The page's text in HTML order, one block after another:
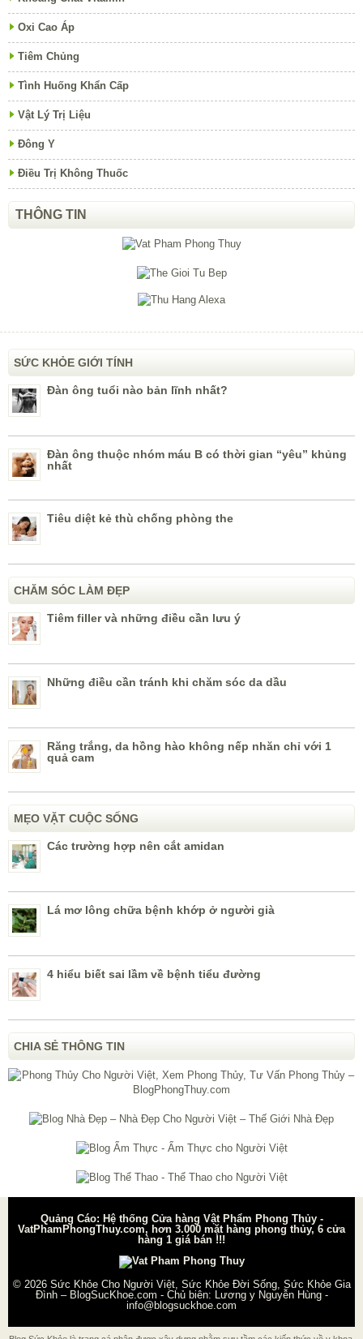
Oxi Cao Áp
Tiêm Chủng
Tình Huống Khẩn Cấp
Vật Lý Trị Liệu
Đông Y
Điều Trị Không Thuốc
THÔNG TIN
SỨC KHỎE GIỚI TÍNH
Đàn ông tuổi nào bản lĩnh nhất?
Đàn ông thuộc nhóm máu B có thời gian “yêu” khủng
nhất
Tiêu diệt kẻ thù chống phòng the
CHĂM SÓC LÀM ĐẸP
Tiêm filler và những điều cần lưu ý
Những điều cần tránh khi chăm sóc da dầu
Răng trắng, da hồng hào không nếp nhăn chỉ với 1
quả cam
MẸO VẶT CUỘC SỐNG
Các trường hợp nên cắt amidan
Lá mơ lông chữa bệnh khớp ở người già
4 hiểu biết sai lầm về bệnh tiểu đường
CHIA SẺ THÔNG TIN
Quảng Cáo: Hệ thống Cửa hàng Vật Phẩm Phong Thủy -
VatPhamPhongThuy.com, hơn 3.000 mặt hàng phong thủy, 6 cửa
hàng 1 giá bán !!!
© 2026 Sức Khỏe Cho Người Việt, Sức Khỏe Đời Sống, Sức Khỏe Gia
Đình – BlogSucKhoe.com - Chủ biên: Lương y Nguyễn Hùng-
info@blogsuckhoe.com